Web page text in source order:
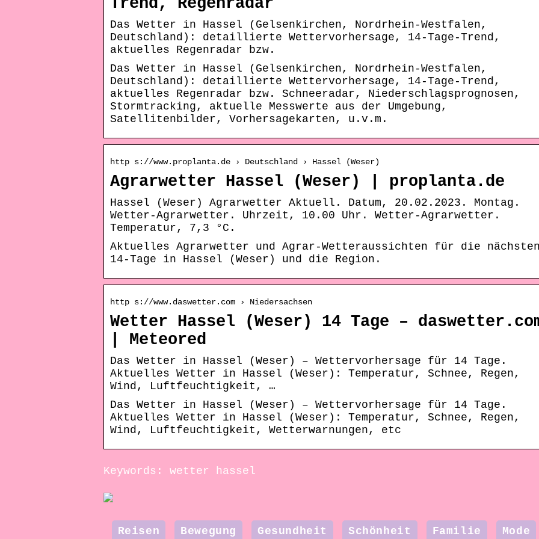
Trend, Regenradar
Das Wetter in Hassel (Gelsenkirchen, Nordrhein-Westfalen,
Deutschland): detaillierte Wettervorhersage, 14-Tage-Trend,
aktuelles Regenradar bzw.
Das Wetter in Hassel (Gelsenkirchen, Nordrhein-Westfalen,
Deutschland): detaillierte Wettervorhersage, 14-Tage-Trend,
aktuelles Regenradar bzw. Schneeradar, Niederschlagsprognosen,
Stormtracking, aktuelle Messwerte aus der Umgebung,
Satellitenbilder, Vorhersagekarten, u.v.m.
http s://www.proplanta.de › Deutschland › Hassel (Weser)
Agrarwetter Hassel (Weser) | proplanta.de
Hassel (Weser) Agrarwetter Aktuell. Datum, 20.02.2023. Montag.
Wetter-Agrarwetter. Uhrzeit, 10.00 Uhr. Wetter-Agrarwetter.
Temperatur, 7,3 °C.
Aktuelles Agrarwetter und Agrar-Wetteraussichten für die
14-Tage in Hassel (Weser) und die Region.
http s://www.daswetter.com › Niedersachsen
Wetter Hassel (Weser) 14 Tage –
| Meteored
Das Wetter in Hassel (Weser) – Wettervorhersage für 14 Tage.
Aktuelles Wetter in Hassel (Weser): Temperatur, Schnee, Regen,
Wind, Luftfeuchtigkeit, …
Das Wetter in Hassel (Weser) – Wettervorhersage für 14 Tage.
Aktuelles Wetter in Hassel (Weser): Temperatur, Schnee, Regen,
Wind, Luftfeuchtigkeit, Wetterwarnungen, etc
Keywords: wetter hassel
Reisen Bewegung Gesundheit Schönheit Familie Mode